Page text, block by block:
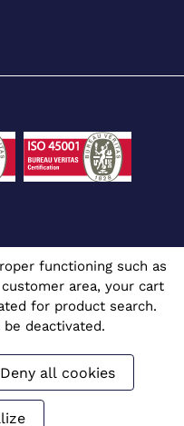
réservés
functioning such as
area, your cart
for product search.
deactivated.
Deny all cookies